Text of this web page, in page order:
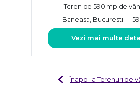
Teren de 590 mp de
Baneasa, Bucuresti
Vezi mai multe
Înapoi la Terenuri de